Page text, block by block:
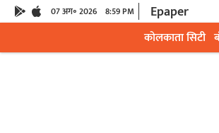
07 अग॰ 2026 8:59 PM Epaper
कोलकाता सिटी